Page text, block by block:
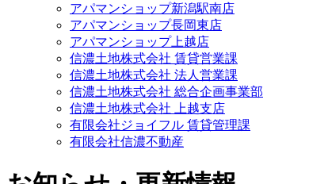
アパマンショップ新潟駅南店
アパマンショップ長岡東店
アパマンショップ上越店
信濃土地株式会社 賃貸営業課
信濃土地株式会社 法人営業課
信濃土地株式会社 総合企画事業部
信濃土地株式会社 上越支店
有限会社ジョイフル 賃貸管理課
有限会社信濃不動産